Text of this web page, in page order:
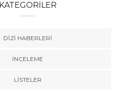
KATEGORILER
DIZI HABERLERI
İNCELEME
LISTELER